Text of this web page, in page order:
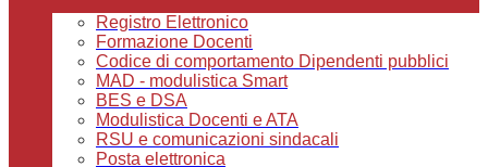
Registro Elettronico
Formazione Docenti
Codice di comportamento Dipendenti pubblici
MAD - modulistica Smart
BES e DSA
Modulistica Docenti e ATA
RSU e comunicazioni sindacali
Posta elettronica